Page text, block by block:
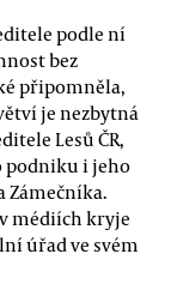
podle ní
bez
připomněla,
je nezbytná
Lesů ČR,
podniku i jeho
Zámečníka.
médiích kryje
úřad ve svém